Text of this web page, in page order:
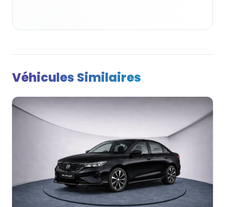
Véhicules Similaires